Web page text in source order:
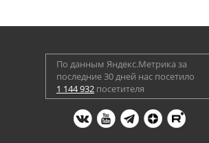
По данным Яндекс.Метрика за
последние 30 дней нас посетило
1 144 932 посетителя